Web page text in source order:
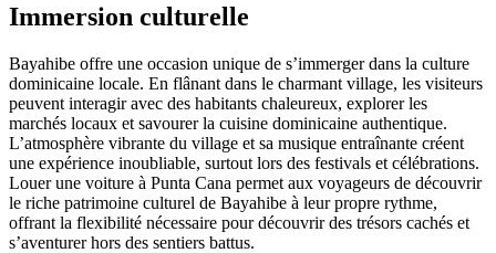
Immersion culturelle
Bayahibe offre une occasion unique de s’immerger dans la culture
dominicaine locale. En flânant dans le charmant village, les visiteurs
peuvent interagir avec des habitants chaleureux, explorer les
marchés locaux et savourer la cuisine dominicaine authentique.
L’atmosphère vibrante du village et sa musique entraînante créent
une expérience inoubliable, surtout lors des festivals et célébrations.
Louer une voiture à Punta Cana permet aux voyageurs de découvrir
le riche patrimoine culturel de Bayahibe à leur propre rythme,
offrant la flexibilité nécessaire pour découvrir des trésors cachés et
s’aventurer hors des sentiers battus.